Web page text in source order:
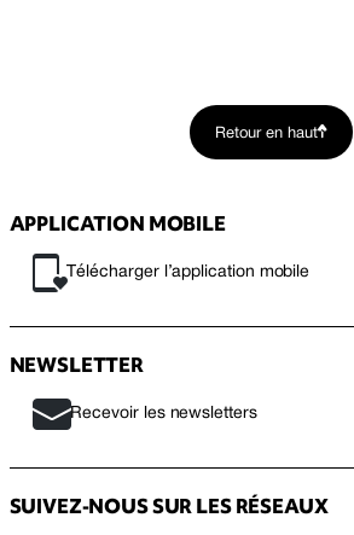
Retour en haut
APPLICATION MOBILE
Télécharger l’application mobile
NEWSLETTER
Recevoir les newsletters
SUIVEZ-NOUS SUR LES RÉSEAUX